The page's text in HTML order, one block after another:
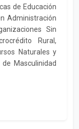
de Educación
Administración
Sin
Rural,
Naturales y
Masculinidad